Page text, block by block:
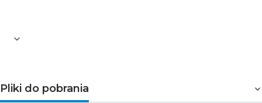
Pliki do pobrania